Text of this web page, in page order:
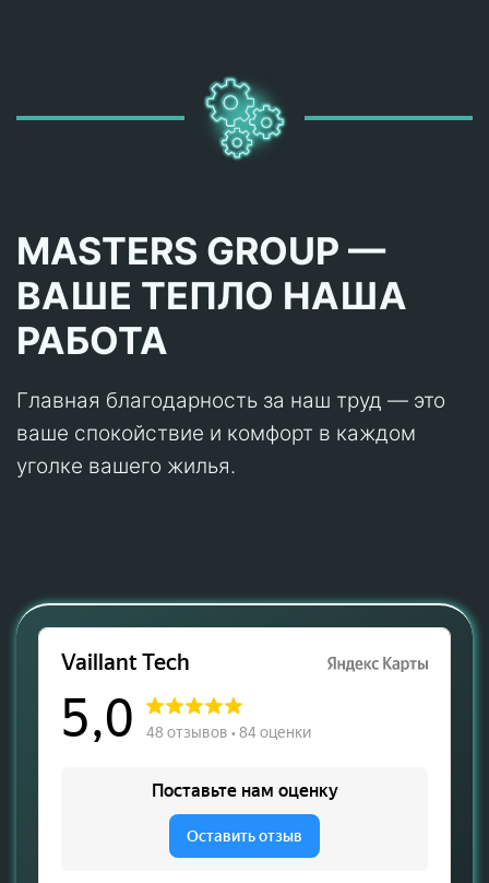
MASTERS GROUP —
ВАШЕ ТЕПЛО НАША
РАБОТА
Главная благодарность за наш труд — это
ваше спокойствие и комфорт в каждом
уголке вашего жилья.